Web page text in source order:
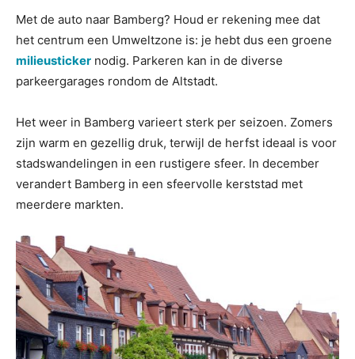
Met de auto naar Bamberg? Houd er rekening mee dat
het centrum een Umweltzone is: je hebt dus een groene
milieusticker nodig. Parkeren kan in de diverse
parkeergarages rondom de Altstadt.
Het weer in Bamberg varieert sterk per seizoen. Zomers
zijn warm en gezellig druk, terwijl de herfst ideaal is voor
stadswandelingen in een rustigere sfeer. In december
verandert Bamberg in een sfeervolle kerststad met
meerdere markten.